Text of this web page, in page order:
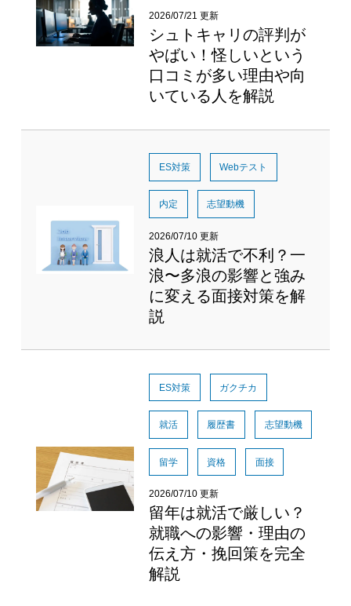
2026/07/21 更新
シュトキャリの評判が
やばい！怪しいという
口コミが多い理由や向
いている人を解説
ES対策 Webテスト
内定 志望動機
2026/07/10 更新
浪人は就活で不利？一
浪〜多浪の影響と強み
に変える面接対策を解
説
ES対策 ガクチカ
就活 履歴書 志望動機
留学 資格 面接
2026/07/10 更新
留年は就活で厳しい？
就職への影響・理由の
伝え方・挽回策を完全
解説